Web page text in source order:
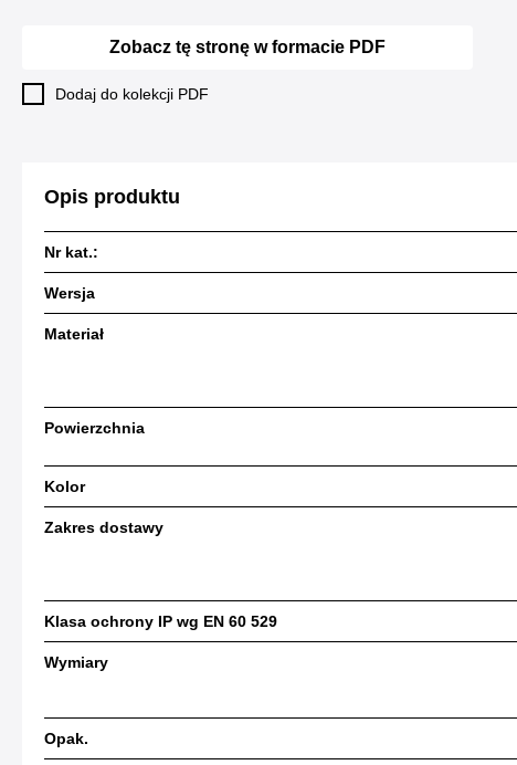
Zobacz tę stronę w formacie PDF
Dodaj do kolekcji PDF
Opis produktu
Nr kat.:
Wersja
Materiał
Powierzchnia
Kolor
Zakres dostawy
Klasa ochrony IP wg EN 60 529
Wymiary
Opak.